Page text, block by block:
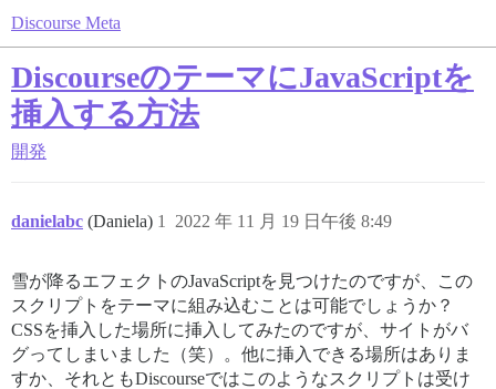
Discourse Meta
DiscourseのテーマにJavaScriptを
挿入する方法
開発
danielabc (Daniela) 2022 年 11 月 19 日午後 8:49
1
雪が降るエフェクトのJavaScriptを見つけたのですが、この
スクリプトをテーマに組み込むことは可能でしょうか？
CSSを挿入した場所に挿入してみたのですが、サイトがバ
グってしまいました（笑）。他に挿入できる場所はありま
すか、それともDiscourseではこのようなスクリプトは受け